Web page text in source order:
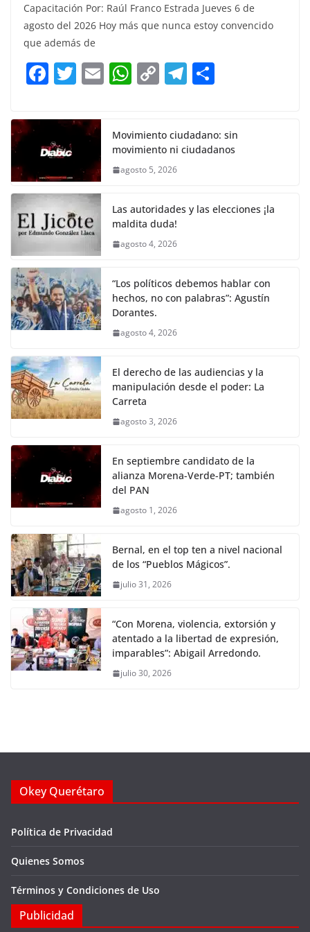
c
e
b
o
k
itt
er
ai at
A
p
p
Li
n
e
a
m
ar
e
Capacitación Por: Raúl Franco Estrada Jueves 6 de
agosto del 2026 Hoy más que nunca estoy convencido
que además de
F
c
e
b
o
o
k
T
itt
er
E W
s
A
p
C
y
Li
k
T
gr
a
e
Movimiento ciudadano: sin
movimiento ni ciudadanos
agosto 5, 2026
Las autoridades y las elecciones ¡la
maldita duda!
agosto 4, 2026
“Los políticos debemos hablar con
hechos, no con palabras”: Agustín
Dorantes.
agosto 4, 2026
El derecho de las audiencias y la
manipulación desde el poder: La
Carreta
agosto 3, 2026
En septiembre candidato de la
alianza Morena-Verde-PT; también
del PAN
agosto 1, 2026
Bernal, en el top ten a nivel nacional
de los “Pueblos Mágicos”.
julio 31, 2026
“Con Morena, violencia, extorsión y
atentado a la libertad de expresión,
imparables”: Abigail Arredondo.
julio 30, 2026
Okey Querétaro
Política de Privacidad
Quienes Somos
Términos y Condiciones de Uso
Publicidad